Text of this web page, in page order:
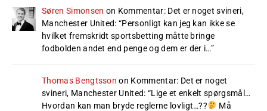
Søren Simonsen on Kommentar: Det er noget svineri,
Manchester United: “Personligt kan jeg kan ikke se
hvilket fremskridt sportsbetting måtte bringe
fodbolden andet end penge og dem er der i…”
Thomas Bengtsson on Kommentar: Det er noget
svineri, Manchester United: “Lige et enkelt spørgsmål…
Hvordan kan man bryde reglerne lovligt…??
Må